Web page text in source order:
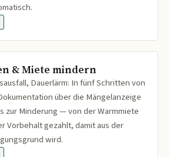
& Miete mindern
Dauerlärm: In fünf Schritten von
über die Mängelanzeige
zur Minderung — von der Warmmiete
Vorbehalt gezahlt, damit aus der
wird.